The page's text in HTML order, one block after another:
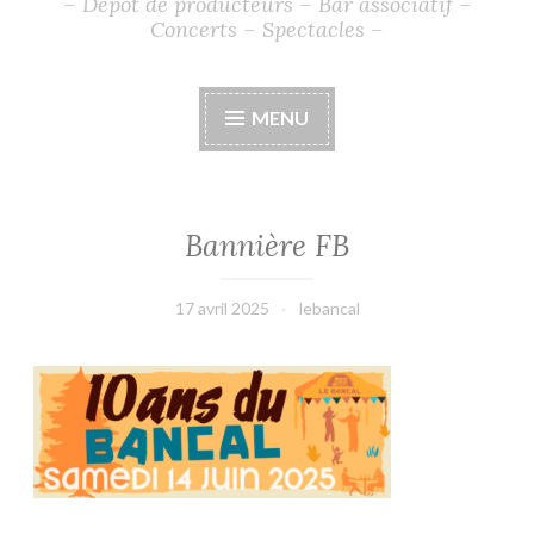
Concerts – Spectacles –
MENU
Bannière FB
17 avril 2025 lebancal